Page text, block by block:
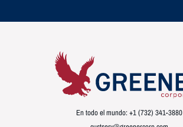
En todo el mundo: +1 (732) 341-3880